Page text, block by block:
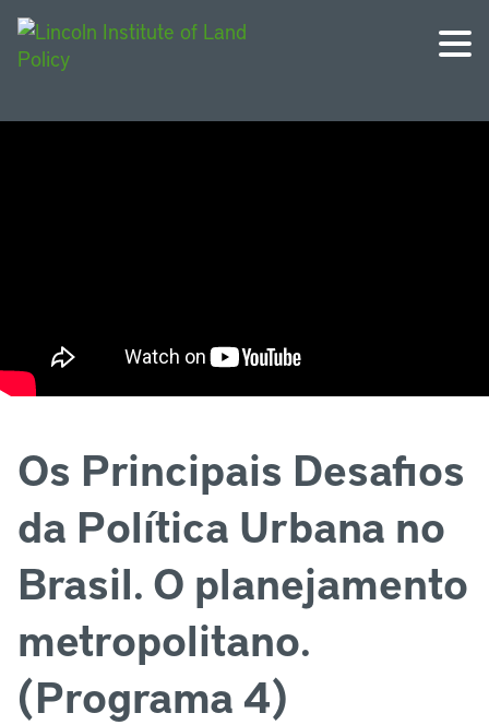
Os Principais Desafios
da Política Urbana no
Brasil. O planejamento
metropolitano.
(Programa 4)